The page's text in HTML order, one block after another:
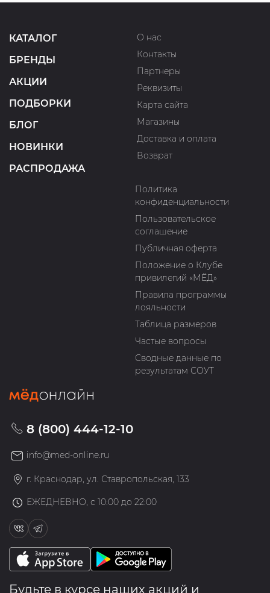
КАТАЛОГ
БРЕНДЫ
АКЦИИ
ПОДБОРКИ
БЛОГ
НОВИНКИ
РАСПРОДАЖА
О нас
Контакты
Партнеры
Реквизиты
Карта сайта
Магазины
Доставка и оплата
Возврат
Политика
конфиденциальности
Пользовательское
соглашение
Публичная оферта
Положение о Клубе
привилегий «МЁД»
Правила программы
лояльности
Таблица размеров
Частые вопросы
Сводные данные по
результатам СОУТ
8 (800) 444-12-10
info@med-online.ru
г. Краснодар, ул. Ставропольская, 133
ЕЖЕДНЕВНО, с 10:00 до 22:00
Будьте в курсе наших акций и